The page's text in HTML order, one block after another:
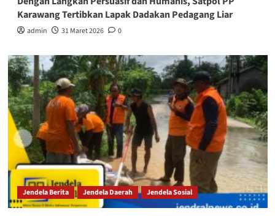
Karawang Tertibkan Lapak Dadakan Pedagang Liar
admin 31 Maret 2026 0
Jendela Berita Jendela Daerah Jendela Sosial